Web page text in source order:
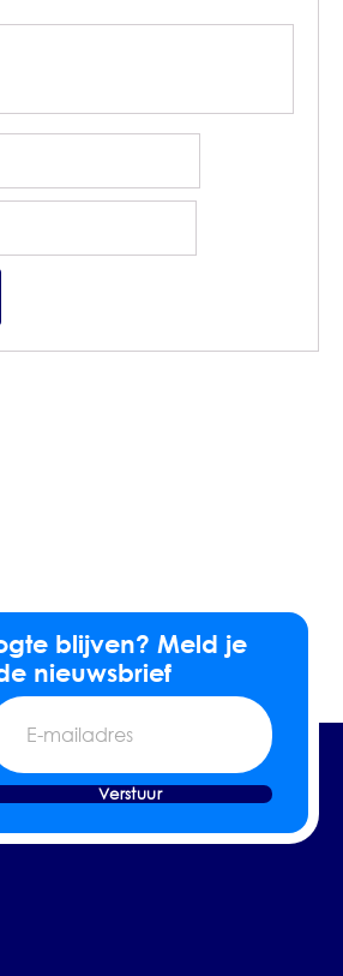
blijven? Meld je
nieuwsbrief
Verstuur